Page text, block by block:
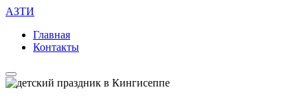
АЗТИ
Главная
Контакты